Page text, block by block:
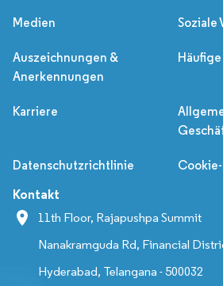
Medien Soziale
Auszeichnungen &
Anerkennungen
Karriere
Datenschutzrichtlinie
Kontakt
11th Floor, Rajapushpa Summit
Nanakramguda Rd, Financial
Hyderabad, Telangana - 500032